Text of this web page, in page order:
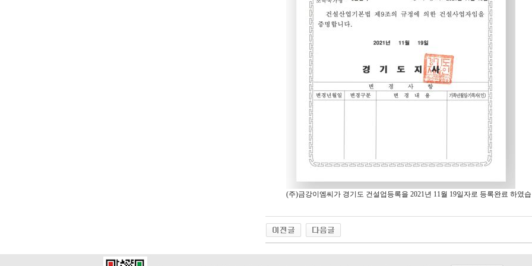
(주)금강이엠씨가 경기도 건설업등록을 2021년 11월 19일자로 등록완료 하였